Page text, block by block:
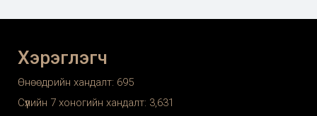
Хэрэглэгч
Өнөөдрийн хандалт: 695
Сүүлийн 7 хоногийн хандалт: 3,631